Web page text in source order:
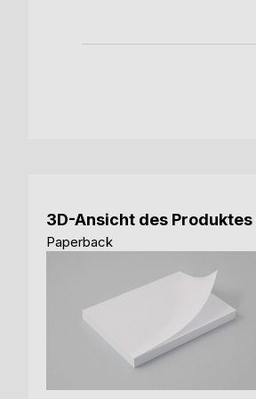
3D-Ansicht des
Paperback